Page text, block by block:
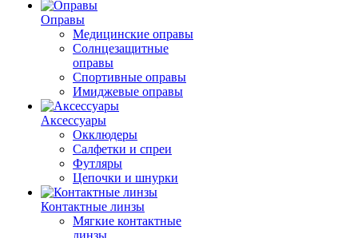
Оправы
Медицинские оправы
Солнцезащитные
оправы
Спортивные оправы
Имиджевые оправы
Аксессуары
Окклюдеры
Салфетки и спреи
Футляры
Цепочки и шнурки
Контактные линзы
Мягкие контактные
линзы